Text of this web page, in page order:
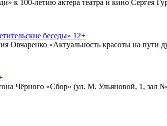
к 100-летию актера театра и кино Сергея
беседы» 12+
Овчаренко «Актуальность красоты на пути
Чёрного «Сбор» (ул. М. Ульяновой, 1, зал